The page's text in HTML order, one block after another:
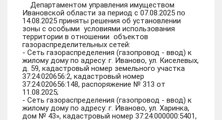
Департаментом управления имуществом
Ивановской области за период с 07.08.2025 по
14.08.2025 приняты решения об установлении
зоны с особыми условиями использования
территории в отношении объектов
газораспределительных сетей:
- Сеть газораспределения (газопровод - ввод) к
жилому дому по адресу: г. Иваново, ул. Киселевых,
д. 59, кадастровый номер земельного участка
37:24:020656:2, кадастровый номер
37:24:020656:148, распоряжение № 313 от
11.08.2025;
- Сеть газораспределения (газопровод - ввод) к
жилому дому по адресу: г. Иваново, ул. Харинка,
дом № 43», кадастровый номер 37:24:000000:5401,